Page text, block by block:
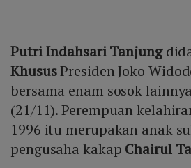
Putri Indahsari Tanjung
KhususPresiden Joko
bersama enam sosok
(21/11). Perempuan
1996 itu merupakan anak
pengusaha kakap Chairul